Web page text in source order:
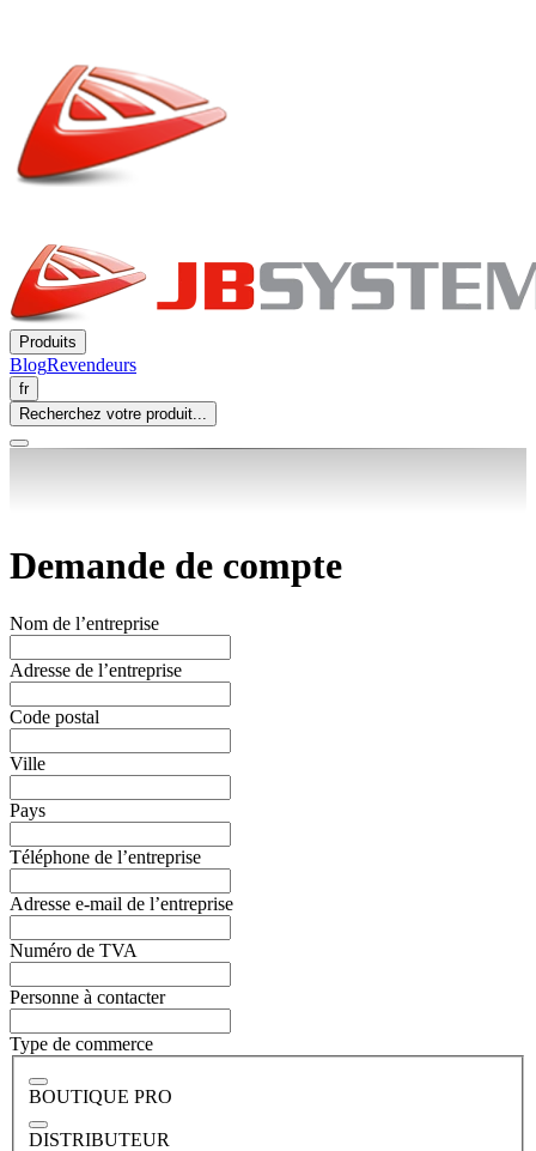
Produits
BlogRevendeurs
fr
Recherchez votre produit...
Demande de compte
Nom de l’entreprise
Adresse de l’entreprise
Code postal
Ville
Pays
Téléphone de l’entreprise
Adresse e-mail de l’entreprise
Numéro de TVA
Personne à contacter
Type de commerce
BOUTIQUE PRO
DISTRIBUTEUR